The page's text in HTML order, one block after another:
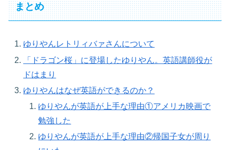
まとめ
ゆりやんレトリィバァさんについて
「ドラゴン桜」に登場したゆりやん。英語講師役が
ドはまり
ゆりやんはなぜ英語ができるのか？
ゆりやんが英語が上手な理由①アメリカ映画で
勉強した
ゆりやんが英語が上手な理由②帰国子女が周り